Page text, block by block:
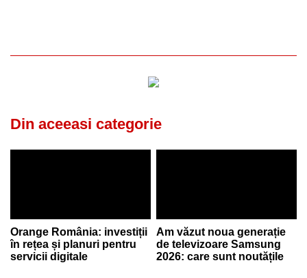
Din aceeasi categorie
Orange România: investiții
în rețea și planuri pentru
servicii digitale
Am văzut noua generație
de televizoare Samsung
2026: care sunt noutățile